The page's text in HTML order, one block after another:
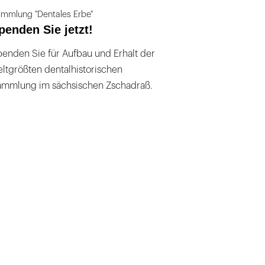
"Dentales Erbe"
Sie jetzt!
Sie für Aufbau und Erhalt der
dentalhistorischen
im sächsischen Zschadraß.